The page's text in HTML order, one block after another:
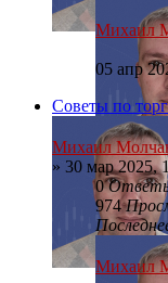
Михаил
05 апр
Советы по
Михаил
» 30 мар 2025,
0
974
Михаил